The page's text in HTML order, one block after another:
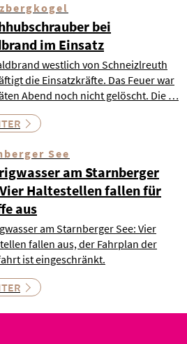
bei
im Einsatz
westlich von Schneizlreuth
die Einsatzkräfte. Das Feuer war
Abend noch nicht gelöscht. Die …
See
am Starnberger
Haltestellen fallen für
aus
am Starnberger See: Vier
fallen aus, der Fahrplan der
ist eingeschränkt.